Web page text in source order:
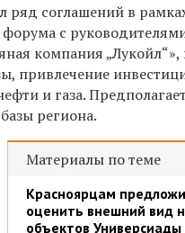
ряд соглашений в
с
компания „Лукойл“»,
привлечение
и газа.
региона.
Материалы по теме
Красноярцам
оценить внешний вид
объектов Универсиады